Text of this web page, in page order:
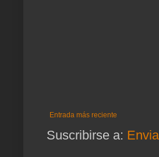
Entrada más reciente
Suscribirse a: